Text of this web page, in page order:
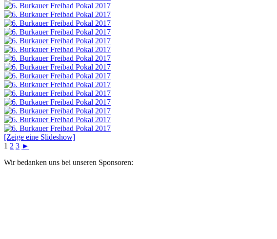
[Zeige eine Slideshow]
1 2 3 ►
Wir bedanken uns bei unseren Sponsoren: